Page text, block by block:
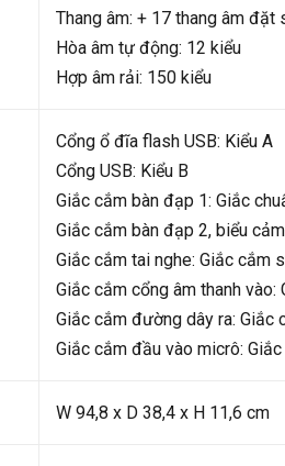
Thang âm: + 17 thang âm đặt
Hòa âm tự động: 12 kiểu
Hợp âm rải: 150 kiểu
Cổng ổ đĩa flash USB: Kiểu A
Cổng USB: Kiểu B
Giắc cắm bàn đạp 1: Giắc
Giắc cắm bàn đạp 2, biểu
Giắc cắm tai nghe: Giắc cắm
Giắc cắm cổng âm thanh
Giắc cắm đường dây ra: Giắc
Giắc cắm đầu vào micrô:
W 94,8 x D 38,4 x H 11,6 cm